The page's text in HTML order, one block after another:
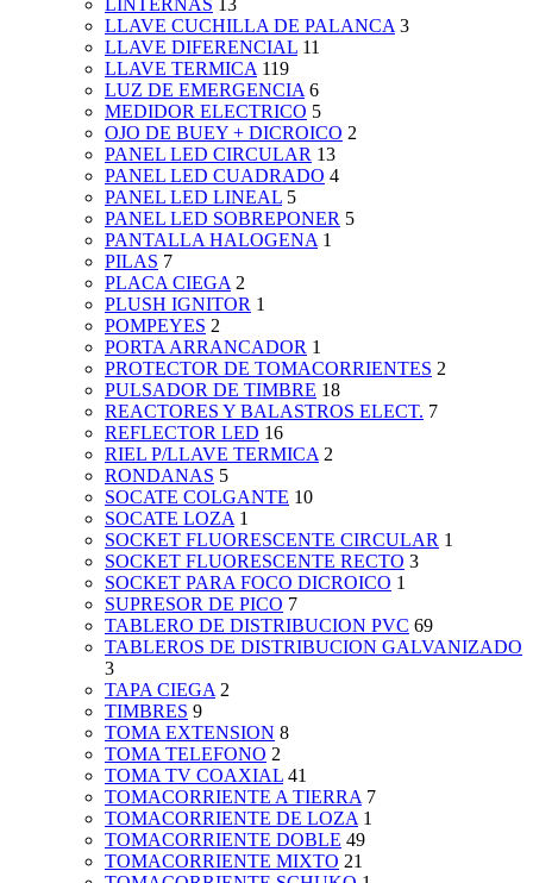
LINTERNAS
13
LLAVE CUCHILLA DE PALANCA 3
LLAVE DIFERENCIAL 11
LLAVE TERMICA 119
LUZ DE EMERGENCIA 6
MEDIDOR ELECTRICO 5
OJO DE BUEY + DICROICO 2
PANEL LED CIRCULAR 13
PANEL LED CUADRADO 4
PANEL LED LINEAL 5
PANEL LED SOBREPONER 5
PANTALLA HALOGENA 1
PILAS 7
PLACA CIEGA 2
PLUSH IGNITOR 1
POMPEYES 2
PORTA ARRANCADOR 1
PROTECTOR DE TOMACORRIENTES 2
PULSADOR DE TIMBRE 18
REACTORES Y BALASTROS ELECT. 7
REFLECTOR LED 16
RIEL P/LLAVE TERMICA 2
RONDANAS 5
SOCATE COLGANTE 10
SOCATE LOZA 1
SOCKET FLUORESCENTE CIRCULAR 1
SOCKET FLUORESCENTE RECTO 3
SOCKET PARA FOCO DICROICO 1
SUPRESOR DE PICO 7
TABLERO DE DISTRIBUCION PVC 69
TABLEROS DE DISTRIBUCION GALVANIZADO
3
TAPA CIEGA 2
TIMBRES 9
TOMA EXTENSION 8
TOMA TELEFONO 2
TOMA TV COAXIAL 41
TOMACORRIENTE A TIERRA 7
TOMACORRIENTE DE LOZA 1
TOMACORRIENTE DOBLE 49
TOMACORRIENTE MIXTO 21